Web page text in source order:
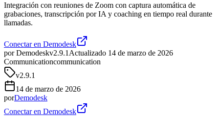
Integración con reuniones de Zoom con captura automática de
grabaciones, transcripción por IA y coaching en tiempo real durante
llamadas.
Conectar en Demodesk
por Demodeskv2.9.1 Actualizado 14 de marzo de 2026
Communicationcommunication
v2.9.1
14 de marzo de 2026
porDemodesk
Conectar en Demodesk